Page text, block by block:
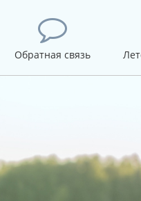
Обратная связь